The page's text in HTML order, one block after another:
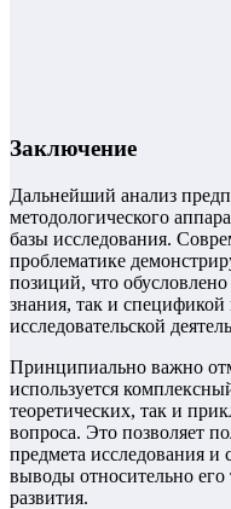
Заключение
Дальнейший анализ
методологического
базы исследования.
проблематике
позиций, что
знания, так и
исследовательской
Принципиально важно
используется
теоретических, так и
вопроса. Это позволяет
предмета исследования
выводы относительно его
развития.